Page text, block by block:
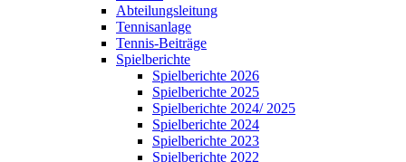
Abteilungsleitung
Tennisanlage
Tennis-Beiträge
Spielberichte
Spielberichte 2026
Spielberichte 2025
Spielberichte 2024/ 2025
Spielberichte 2024
Spielberichte 2023
Spielberichte 2022